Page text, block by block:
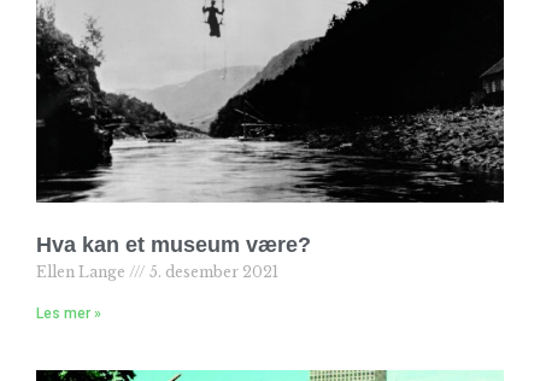
Hva kan et museum være?
Ellen Lange 5. desember 2021
Les mer »